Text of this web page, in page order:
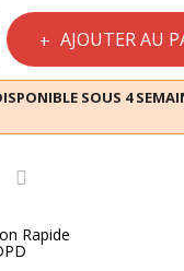
AJOUTER AU
SOUS 4
Rapide